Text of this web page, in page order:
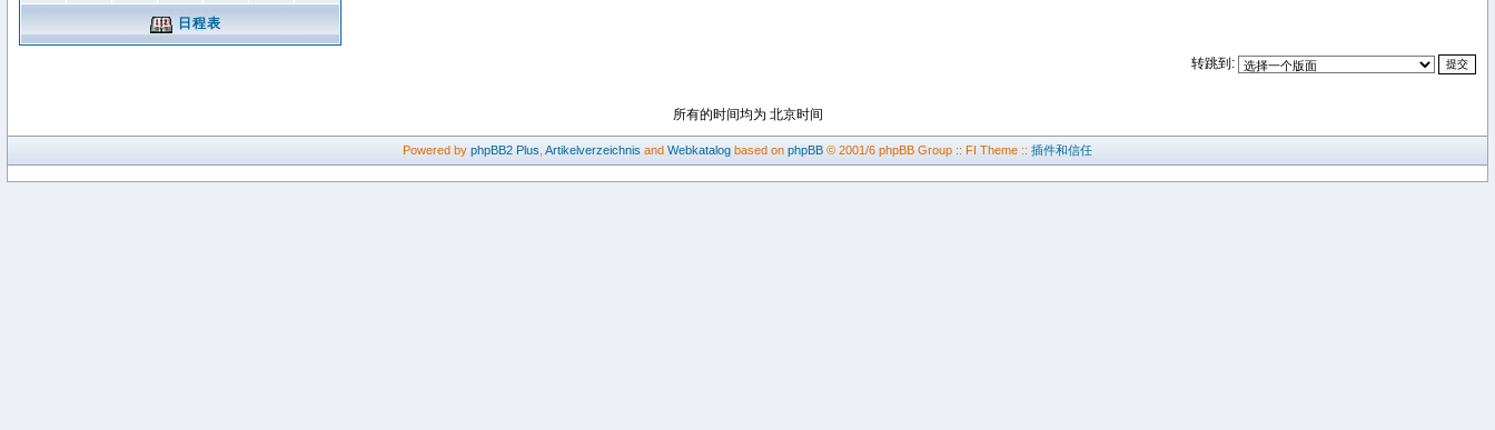
日程表
转跳到:
所有的时间均为 北京时间
Powered by phpBB2 Plus Artikelverzeichnis and Webkatalog based on phpBB © 2001/6 phpBB Group :: FI Theme :: 插件和信任